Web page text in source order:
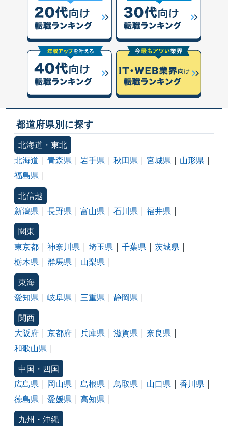
都道府県別に探す
北海道・東北
北海道
青森県 岩手県 秋田県 宮城県
山形県
福島県
北信越
新潟県
長野県 富山県 石川県
福井県
関東
東京都
神奈川県 埼玉県 千葉県
茨城県
栃木県
群馬県
山梨県
東海
愛知県
岐阜県 三重県
静岡県
関西
大阪府
京都府 兵庫県 滋賀県
奈良県
和歌山県
中国・四国
広島県
岡山県 島根県 鳥取県 山口県
香川県
徳島県
愛媛県
高知県
九州・沖縄